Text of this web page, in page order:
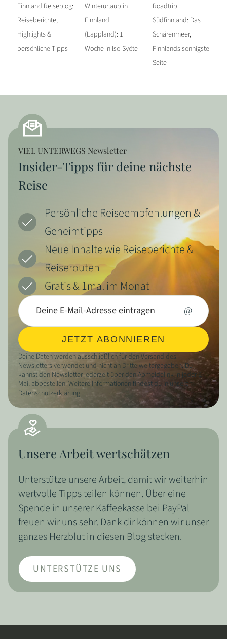
Finnland Reiseblog:
Reiseberichte,
Highlights &
persönliche Tipps
Winterurlaub in
Finnland
(Lappland): 1
Woche in Iso-Syöte
Roadtrip
Südfinnland: Das
Schärenmeer,
Finnlands sonnigste
Seite
VIEL UNTERWEGS Newsletter
Insider-Tipps für deine nächste
Reise
Persönliche Reiseempfehlungen &
Geheimtipps
Neue Inhalte wie Reiseberichte &
Reiserouten
Gratis & 1mal im Monat
@
JETZT ABONNIEREN
Deine Daten werden ausschließlich für den Versand des
Newsletters verwendet und nicht an Dritte weitergegeben. Du
kannst den Newsletter jederzeit über den Abmeldelink in jeder E-
Mail abbestellen. Weitere Informationen findest du in unserer
Datenschutzerklärung.
Unsere Arbeit wertschätzen
Unterstütze unsere Arbeit, damit wir weiterhin
wertvolle Tipps teilen können. Über eine
Spende in unserer Kaffeekasse bei PayPal
freuen wir uns sehr. Dank dir können wir unser
ganzes Herzblut in diesen Blog stecken.
UNTERSTÜTZE UNS